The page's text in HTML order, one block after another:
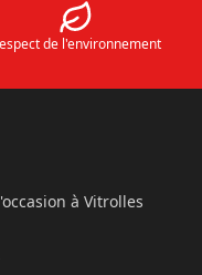
de l'environnement
à Vitrolles